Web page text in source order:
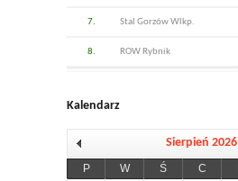
7. Stal Gorzów Wlkp.
8. ROW Rybnik
Kalendarz
Sierpień 2026
P W Ś C